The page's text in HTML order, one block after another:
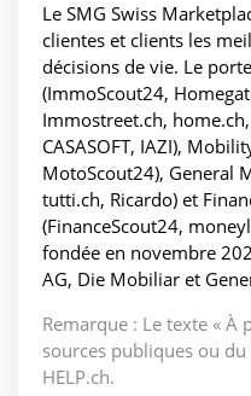
Le SMG Swiss
clientes et clients les
décisions de vie. Le
(ImmoScout24,
Immostreet.ch,
CASASOFT, IAZI),
MotoScout24), General
tutti.ch, Ricardo) et
(FinanceScout24,
fondée en novembre
AG, Die Mobiliar et
Remarque : Le texte «
sources publiques ou
HELP.ch.